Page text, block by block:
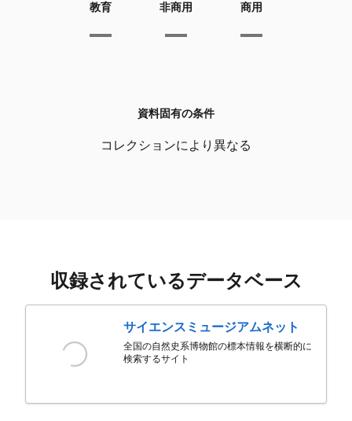
教育 非商用 商用
資料固有の条件
コレクションにより異なる
収録されているデータベース
サイエンスミュージアムネット
全国の自然史系博物館の標本情報を横断的に
検索するサイト